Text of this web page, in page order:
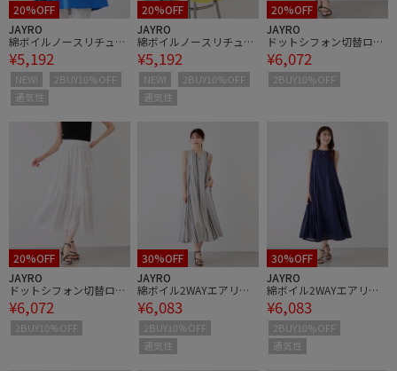
20%OFF
JAYRO
綿ボイルノースリチュニ
ック
¥5,192
NEW!
2BUY10%OFF
通気性
20%OFF
JAYRO
綿ボイルノースリチュニ
ック
¥5,192
NEW!
2BUY10%OFF
通気性
20%OFF
JAYRO
ドットシフォン切替ロン
グスカート
¥6,072
2BUY10%OFF
20%OFF
JAYRO
ドットシフォン切替ロン
グスカート
¥6,072
2BUY10%OFF
30%OFF
JAYRO
綿ボイル2WAYエアリー
フレアワンピース
¥6,083
2BUY10%OFF
通気性
30%OFF
JAYRO
綿ボイル2WAYエアリー
フレアワンピース
¥6,083
2BUY10%OFF
通気性